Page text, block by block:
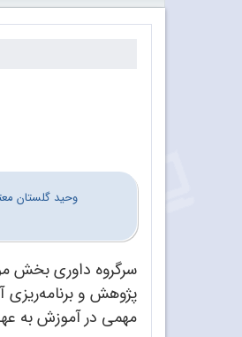
وحید گلستان
سرگروه داوری بخش
پژوهش و
مهمی در آموزش به